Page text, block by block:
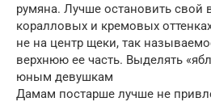
румяна. Лучше остановить свой
коралловых и кремовых
не на центр щеки, так
верхнюю ее часть. Выделять
юным девушкам
Дамам постарше лучше не